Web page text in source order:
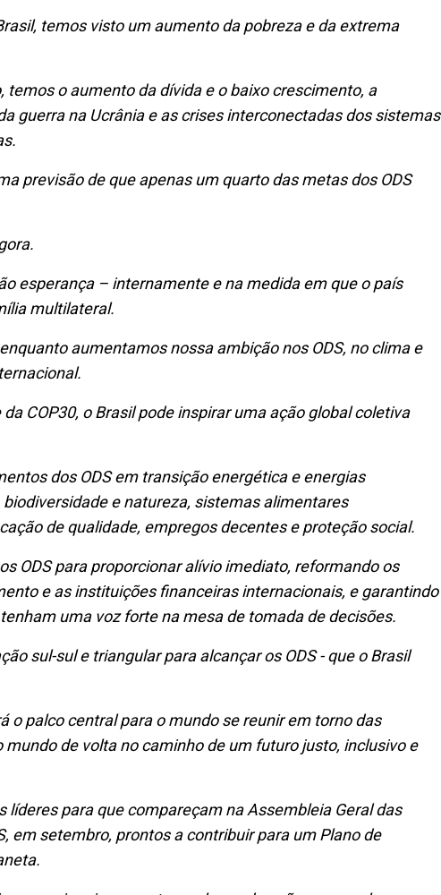
temos visto um aumento da pobreza e da extrema
o aumento da dívida e o baixo crescimento, a
guerra na Ucrânia e as crises interconectadas dos sistemas
previsão de que apenas um quarto das metas dos ODS
esperança – internamente e na medida em que o país
multilateral.
aumentamos nossa ambição nos ODS, no clima e
COP30, o Brasil pode inspirar uma ação global coletiva
dos ODS em transição energética e energias
e natureza, sistemas alimentares
de qualidade, empregos decentes e proteção social.
ODS para proporcionar alívio imediato, reformando os
e as instituições financeiras internacionais, e garantindo
uma voz forte na mesa de tomada de decisões.
sul-sul e triangular para alcançar os ODS - que o Brasil
o palco central para o mundo se reunir em torno das
de volta no caminho de um futuro justo, inclusivo e
líderes para que compareçam na Assembleia Geral das
em setembro, prontos a contribuir para um Plano de